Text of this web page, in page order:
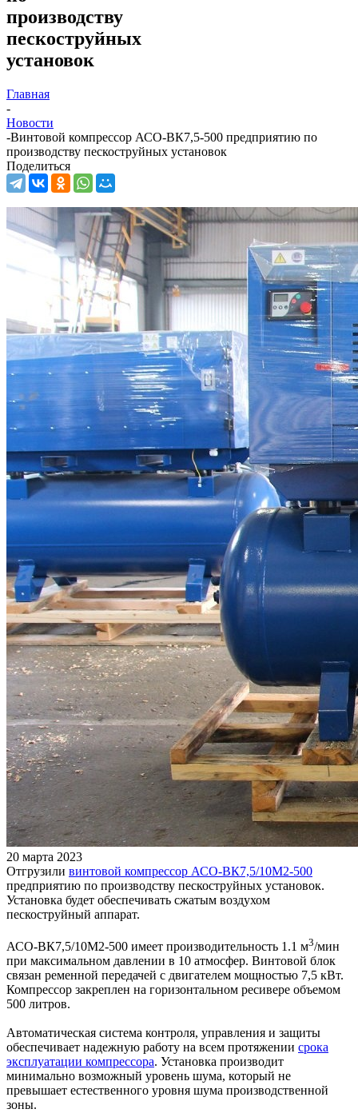
производству
пескоструйных
установок
Главная
-
Новости
-Винтовой компрессор АСО-ВК7,5-500 предприятию по
производству пескоструйных установок
Поделиться
20 марта 2023
Отгрузили винтовой компрессор АСО-ВК7,5/10М2-500
предприятию по производству пескоструйных установок.
Установка будет обеспечивать сжатым воздухом
пескоструйный аппарат.
АСО-ВК7,5/10М2-500 имеет производительность 1.1 м3/мин
при максимальном давлении в 10 атмосфер. Винтовой блок
связан ременной передачей с двигателем мощностью 7,5 кВт.
Компрессор закреплен на горизонтальном ресивере объемом
500 литров.
Автоматическая система контроля, управления и защиты
обеспечивает надежную работу на всем протяжении срока
эксплуатации компрессора. Установка производит
минимально возможный уровень шума, который не
превышает естественного уровня шума производственной
зоны.